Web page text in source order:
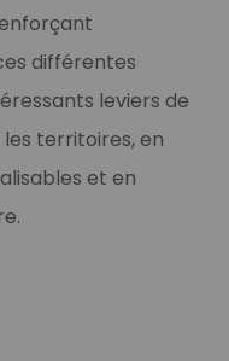
différentes
leviers de
territoires, en
et en